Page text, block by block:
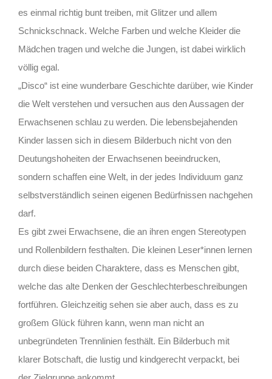
es einmal richtig bunt treiben, mit Glitzer und allem
Schnickschnack. Welche Farben und welche Kleider die
Mädchen tragen und welche die Jungen, ist dabei wirklich
völlig egal.
„Disco“ ist eine wunderbare Geschichte darüber, wie Kinder
die Welt verstehen und versuchen aus den Aussagen der
Erwachsenen schlau zu werden. Die lebensbejahenden
Kinder lassen sich in diesem Bilderbuch nicht von den
Deutungshoheiten der Erwachsenen beeindrucken,
sondern schaffen eine Welt, in der jedes Individuum ganz
selbstverständlich seinen eigenen Bedürfnissen nachgehen
darf.
Es gibt zwei Erwachsene, die an ihren engen Stereotypen
und Rollenbildern festhalten. Die kleinen Leser*innen lernen
durch diese beiden Charaktere, dass es Menschen gibt,
welche das alte Denken der Geschlechterbeschreibungen
fortführen. Gleichzeitig sehen sie aber auch, dass es zu
großem Glück führen kann, wenn man nicht an
unbegründeten Trennlinien festhält. Ein Bilderbuch mit
klarer Botschaft, die lustig und kindgerecht verpackt, bei